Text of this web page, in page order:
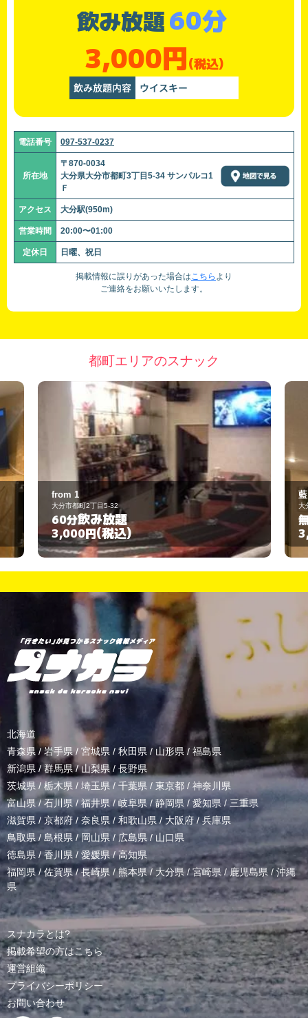
飲み放題60分
3,000円(税込)
飲み放題内容 ウイスキー
電話番号 097-537-0237
所在地
〒870-0034
大分県大分市都町3丁目5-34 サンパルコ1
Ｆ
アクセス 大分駅(950m)
営業時間 20:00〜01:00
定休日 日曜、祝日
掲載情報に誤りがあった場合はこちら より
ご連絡をお願いいたします。
都町エリアのスナック
藍
大分市都町2-5-30
無制限 飲み放題
3,000円(税込)
北海道
青森県 / 岩手県/ 宮城県 / 秋田県 / 山形県/ 福島県
新潟県 /群馬県/山梨県 / 長野県
茨城県 / 栃木県 / 埼玉県 / 千葉県 / 東京都 / 神奈川県
富山県 /石川県/福井県/岐阜県 / 静岡県 / 愛知県 / 三重県
滋賀県 / 京都府 / 奈良県 / 和歌山県/ 大阪府 /兵庫県
鳥取県/ 島根県 /岡山県/ 広島県 / 山口県
徳島県 /香川県 / 愛媛県/高知県
福岡県/佐賀県/長崎県 /熊本県/ 大分県/宮崎県 /鹿児島県 / 沖縄
県
スナカラとは?
掲載希望の方はこちら
運営組織
プライバシーポリシー
お問い合わせ